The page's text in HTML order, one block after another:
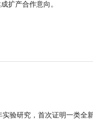
扩产合作意向。
验研究，首次证明一类全